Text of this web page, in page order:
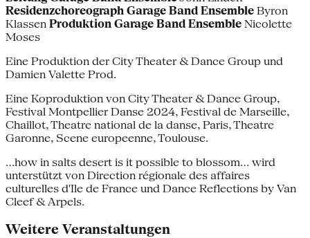
Residenzchoreograph Garage Band Ensemble Byron
Klassen Produktion Garage Band Ensemble Nicolette
Moses
Eine Produktion der City Theater & Dance Group und
Damien Valette Prod.
Eine Koproduktion von City Theater & Dance Group,
Festival Montpellier Danse 2024, Festival de Marseille,
Chaillot, Theatre national de la danse, Paris, Theatre
Garonne, Scene europeenne, Toulouse.
…how in salts desert is it possible to blossom… wird
unterstützt von Direction régionale des affaires
culturelles d'Ile de France und Dance Reflections by Van
Cleef & Arpels.
Weitere Veranstaltungen